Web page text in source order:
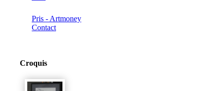
Pris - Artmoney
Contact
Croquis